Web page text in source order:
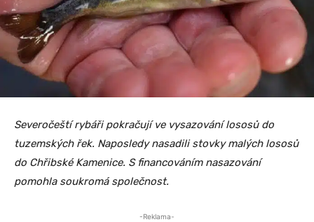
Severočeští rybáři pokračují ve vysazování lososů do
tuzemských řek. Naposledy nasadili stovky malých lososů
do Chřibské Kamenice. S financováním nasazování
pomohla soukromá společnost.
-Reklama-